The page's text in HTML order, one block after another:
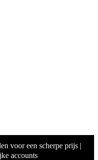
voor een scherpe prijs |
accounts